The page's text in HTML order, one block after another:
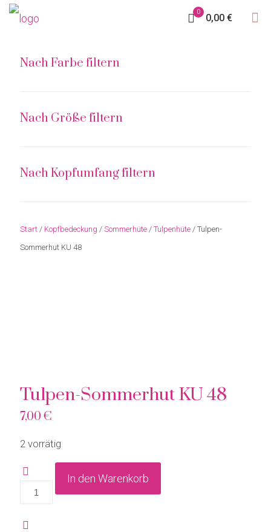
0
0,00 €
Tulpen-Sommerhut KU 48
7,00 €
2 vorrätig
Tulpen-
KU
In den Warenkorb
Nach Farbe filtern
Nach Größe filtern
Nach Kopfumfang filtern
Start / Kopfbedeckung / Sommerhüte / Tulpenhüte / Tulpen-
Sommerhut KU 48